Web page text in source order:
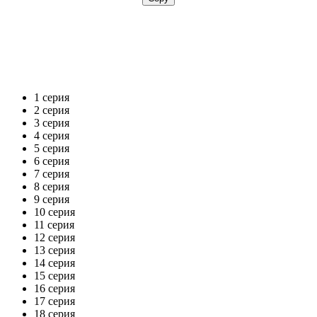
1 серия
2 серия
3 серия
4 серия
5 серия
6 серия
7 серия
8 серия
9 серия
10 серия
11 серия
12 серия
13 серия
14 серия
15 серия
16 серия
17 серия
18 серия